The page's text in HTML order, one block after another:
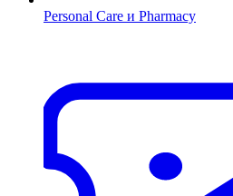
Personal Care и Pharmacy